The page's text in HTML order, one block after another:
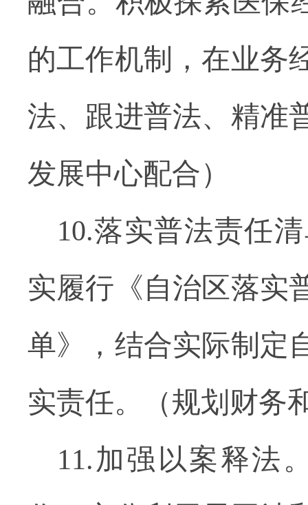
的工作机制，在业务
法、跟进普法、精准
发展中心配合）
10.落实普法责任
实履行《自治区落实
单》，结合实际制定
实责任。（规划财务
11.加强以案释法